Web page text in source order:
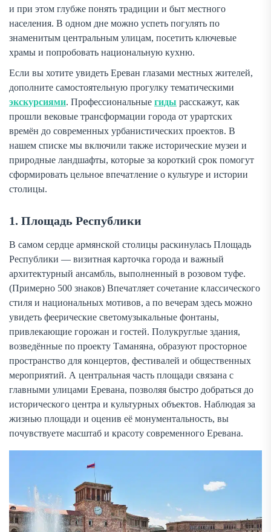
и при этом глубже понять традиции и быт местного
населения. В одном дне можно успеть погулять по
знаменитым центральным улицам, посетить ключевые
храмы и попробовать национальную кухню.
Если вы хотите увидеть Ереван глазами местных жителей,
дополните самостоятельную прогулку тематическими
экскурсиями. Профессиональные гиды расскажут, как
прошли вековые трансформации города от урартских
времён до современных урбанистических проектов. В
нашем списке мы включили также исторические музеи и
природные ландшафты, которые за короткий срок помогут
сформировать цельное впечатление о культуре и истории
столицы.
1. Площадь Республики
В самом сердце армянской столицы раскинулась Площадь
Республики — визитная карточка города и важный
архитектурный ансамбль, выполненный в розовом туфе.
(Примерно 500 знаков) Впечатляет сочетание классического
стиля и национальных мотивов, а по вечерам здесь можно
увидеть феерические светомузыкальные фонтаны,
привлекающие горожан и гостей. Полукруглые здания,
возведённые по проекту Таманяна, образуют просторное
пространство для концертов, фестивалей и общественных
мероприятий. А центральная часть площади связана с
главными улицами Еревана, позволяя быстро добраться до
исторического центра и культурных объектов. Наблюдая за
жизнью площади и оценив её монументальность, вы
почувствуете масштаб и красоту современного Еревана.